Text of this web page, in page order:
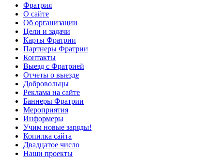
Фратрия
О сайте
Об организации
Цели и задачи
Карты Фратрии
Партнеры Фратрии
Контакты
Выезд с Фратрией
Отчеты о выезде
Добровольцы
Реклама на сайте
Баннеры Фратрии
Мероприятия
Информеры
Учим новые заряды!
Копилка сайта
Двадцатое число
Наши проекты